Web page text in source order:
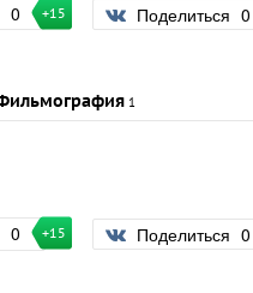
0 +15 Поделиться 0
1
0 +15 Поделиться 0